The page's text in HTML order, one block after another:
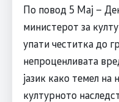
По повод 5 Мај –
министерот за
упати честитка до
непроценливата
јазик како темел
културното